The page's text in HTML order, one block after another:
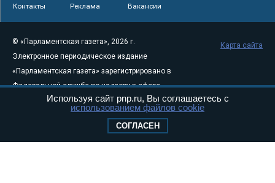
Контакты Реклама Вакансии
© «Парламентская газета», 2026 г.
Электронное периодическое издание
«Парламентская газета» зарегистрировано в
Федеральной службе по надзору в сфере
связи, информационных технологий и
массовых коммуникаций (Роскомнадзор) 05
Свидетельство о регистрации Эл № ФС77-
Карта сайта
Используя сайт pnp.ru, Вы соглашаетесь с
использованием файлов cookie
СОГЛАСЕН